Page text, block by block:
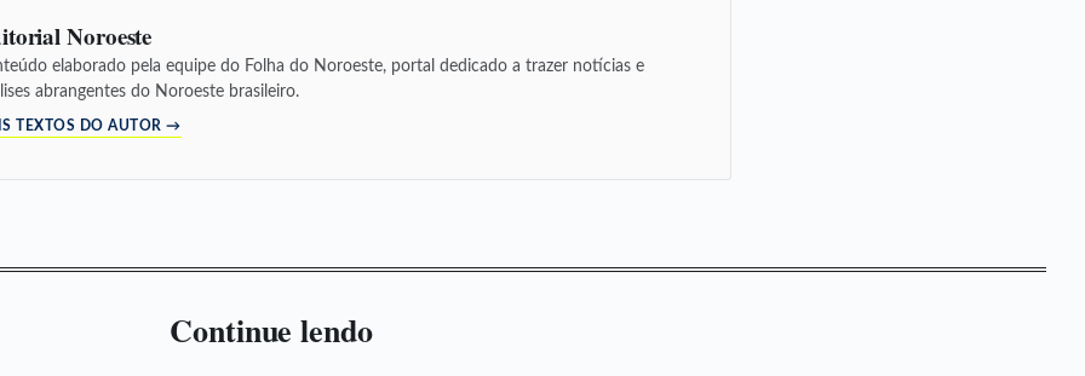
Noroeste
elaborado pela equipe do Folha do Noroeste, portal dedicado a trazer notícias e
abrangentes do Noroeste brasileiro.
TEXTOS DO AUTOR →
Continue lendo